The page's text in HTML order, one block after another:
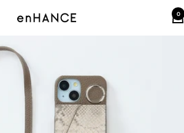
enHANCE 0